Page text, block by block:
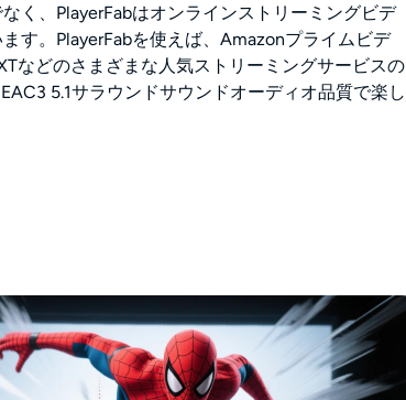
く、PlayerFabはオンラインストリーミングビデ
す。PlayerFabを使えば、Amazonプライムビデ
などのさまざまな人気ストリーミングサービスの
5.1サラウンドサウンドオーディオ品質で楽し